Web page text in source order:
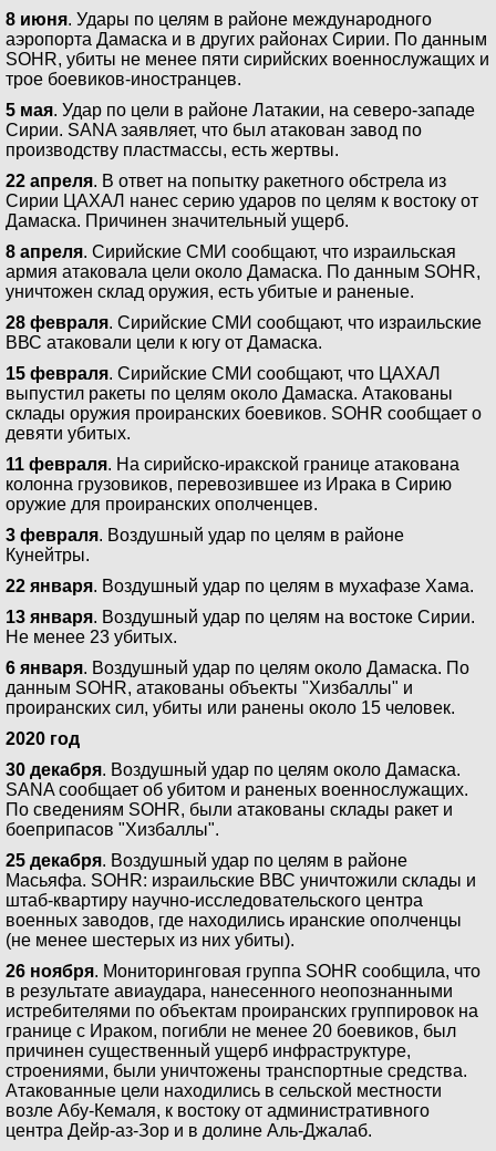
8 июня. Удары по целям в районе международного
аэропорта Дамаска и в других районах Сирии. По данным
SOHR, убиты не менее пяти сирийских военнослужащих и
трое боевиков-иностранцев.
5 мая. Удар по цели в районе Латакии, на северо-западе
Сирии. SANA заявляет, что был атакован завод по
производству пластмассы, есть жертвы.
22 апреля. В ответ на попытку ракетного обстрела из
Сирии ЦАХАЛ нанес серию ударов по целям к востоку от
Дамаска. Причинен значительный ущерб.
8 апреля. Сирийские СМИ сообщают, что израильская
армия атаковала цели около Дамаска. По данным SOHR,
уничтожен склад оружия, есть убитые и раненые.
28 февраля. Сирийские СМИ сообщают, что израильские
ВВС атаковали цели к югу от Дамаска.
15 февраля. Сирийские СМИ сообщают, что ЦАХАЛ
выпустил ракеты по целям около Дамаска. Атакованы
склады оружия проиранских боевиков. SOHR сообщает о
девяти убитых.
11 февраля. На сирийско-иракской границе атакована
колонна грузовиков, перевозившее из Ирака в Сирию
оружие для проиранских ополченцев.
3 февраля. Воздушный удар по целям в районе
Кунейтры.
22 января. Воздушный удар по целям в мухафазе Хама.
13 января. Воздушный удар по целям на востоке Сирии.
Не менее 23 убитых.
6 января. Воздушный удар по целям около Дамаска. По
данным SOHR, атакованы объекты "Хизбаллы" и
проиранских сил, убиты или ранены около 15 человек.
2020 год
30 декабря. Воздушный удар по целям около Дамаска.
SANA сообщает об убитом и раненых военнослужащих.
По сведениям SOHR, были атакованы склады ракет и
боеприпасов "Хизбаллы".
25 декабря. Воздушный удар по целям в районе
Масьяфа. SOHR: израильские ВВС уничтожили склады и
штаб-квартиру научно-исследовательского центра
военных заводов, где находились иранские ополченцы
(не менее шестерых из них убиты).
26 ноября. Мониторинговая группа SOHR сообщила, что
в результате авиаудара, нанесенного неопознанными
истребителями по объектам проиранских группировок на
границе с Ираком, погибли не менее 20 боевиков, был
причинен существенный ущерб инфраструктуре,
строениями, были уничтожены транспортные средства.
Атакованные цели находились в сельской местности
возле Абу-Кемаля, к востоку от административного
центра Дейр-аз-Зор и в долине Аль-Джалаб.